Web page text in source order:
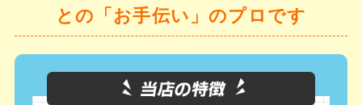
との「お手伝い」のプロです